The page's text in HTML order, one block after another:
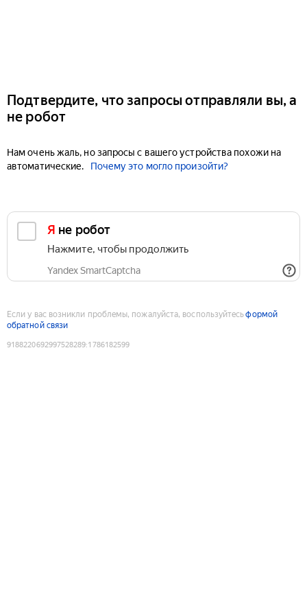
Подтвердите, что запросы отправляли вы, а
не робот
Нам очень жаль, но запросы с вашего устройства похожи на
автоматические.
Почему это могло произойти?
Я не робот
Нажмите, чтобы продолжить
Yandex SmartCaptcha
Если у вас возникли проблемы, пожалуйста, воспользуйтесьформой
обратной связи
9188220692997528289:1786182599